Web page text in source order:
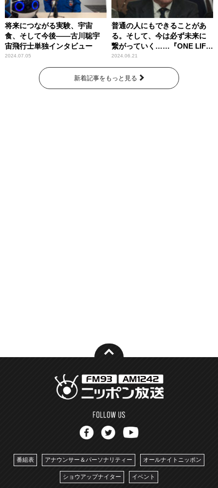
将来につながる実験、宇宙
食、そして今後――古川聡宇
宙飛行士単独インタビュー
2024.07.05
普通の人にもできることがあ
る。そして、今は必ず未来に
繋がっていく……『ONE LIFE
奇跡が繋いだ6000の命』
2024.06.21
新着記事をもっと見る
番組表 アナウンサー＆パーソナリティー オールナイトニッポン
ショウアップナイター イベント